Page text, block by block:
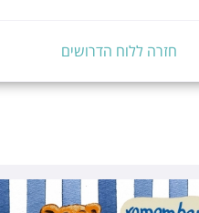
חזרה ללוח הדרושים